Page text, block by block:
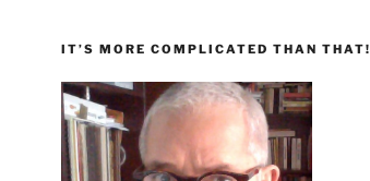
IT’S MORE COMPLICATED THAN THAT!